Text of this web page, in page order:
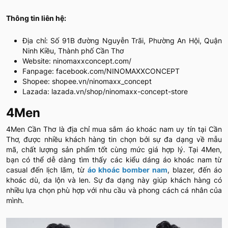
Thông tin liên hệ:
Địa chỉ: Số 91B đường Nguyễn Trãi, Phường An Hội, Quận
Ninh Kiều, Thành phố Cần Thơ
Website: ninomaxxconcept.com/
Fanpage: facebook.com/NINOMAXXCONCEPT
Shopee: shopee.vn/ninomaxx_concept
Lazada: lazada.vn/shop/ninomaxx-concept-store
4Men
4Men Cần Thơ là địa chỉ mua sắm áo khoác nam uy tín tại Cần
Thơ, được nhiều khách hàng tin chọn bởi sự đa dạng về mẫu
mã, chất lượng sản phẩm tốt cùng mức giá hợp lý. Tại 4Men,
bạn có thể dễ dàng tìm thấy các kiểu dáng áo khoác nam từ
casual đến lịch lãm, từ áo khoác bomber nam, blazer, đến áo
khoác dù, da lộn và len. Sự đa dạng này giúp khách hàng có
nhiều lựa chọn phù hợp với nhu cầu và phong cách cá nhân của
mình.